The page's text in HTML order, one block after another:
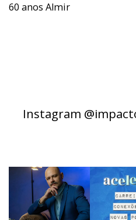
60 anos Almir
Instagram